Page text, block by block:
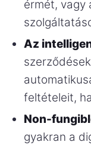
érmét, vagy
Az
feltételeit,
Non-
gyakran a